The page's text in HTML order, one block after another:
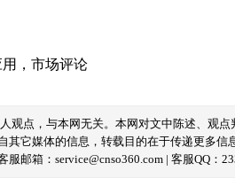
， 市场评论
观点，与本网无关。本网对文中陈述、观
其它媒体的信息，转载目的在于传递更多
邮箱：service@cnso360.com | 客服QQ：